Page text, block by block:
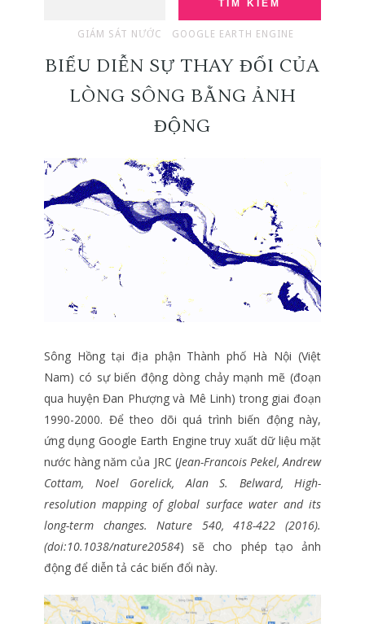
GIÁM SÁT NƯỚC GOOGLE EARTH ENGINE
BIỂU DIỄN SỰ THAY ĐỔI CỦA
LÒNG SÔNG BẰNG ẢNH
ĐỘNG
Sông Hồng tại địa phận Thành phố Hà Nội (Việt
Nam) có sự biến động dòng chảy mạnh mẽ (đoạn
qua huyện Đan Phượng và Mê Linh) trong giai đoạn
1990-2000. Để theo dõi quá trình biến động này,
ứng dụng Google Earth Engine truy xuất dữ liệu mặt
nước hàng năm của JRC (Jean-Francois Pekel, Andrew
Cottam, Noel Gorelick, Alan S. Belward, High-
resolution mapping of global surface water and its
long-term changes. Nature 540, 418-422 (2016).
(doi:10.1038/nature20584) sẽ cho phép tạo ảnh
động để diễn tả các biến đổi này.